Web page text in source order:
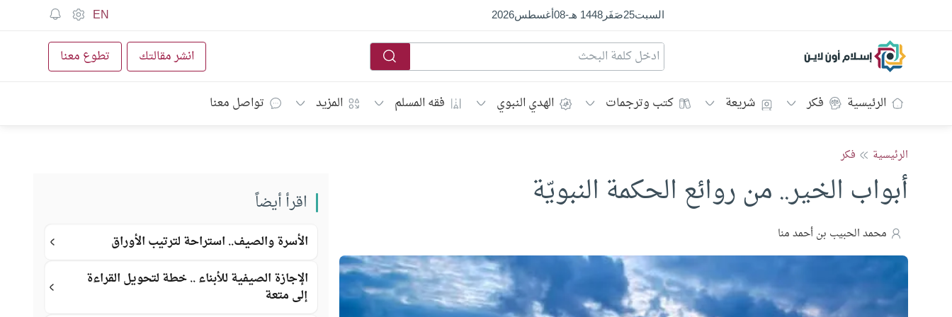
السبت25صَفَر1448 هـ -
08أغسطس2026
EN
إسلام أون لاين انشر مقالتك تطوع معنا
الرئيسية فكر شريعة كتب وترجمات الهدي النبوي فقه المسلم المزيد تواصل معنا
الرئيسية فكر
أبواب الخير.. من روائع الحكمة النبويّة
محمد الحبيب بن أحمد منا
اقرأ أيضاً
الأسرة والصيف.. استراحة لترتيب الأوراق
الإجازة الصيفية للأبناء .. خطة لتحويل القراءة
إلى متعة